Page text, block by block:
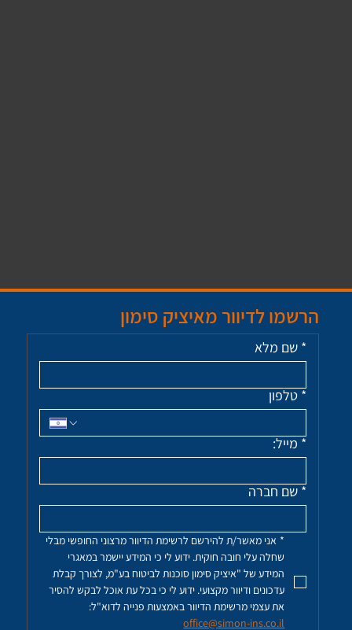
הרשמו לדיוור מאיציק סימון
* שם מלא
* טלפון
* מייל:
* שם חברה
*
המידע של "איציק סימון סוכנות לביטוח בע"מ, לצורך קבלת
עדכונים ודיוור מקצועי. ידוע לי כי בכל עת אוכל לבקש להסיר
את עצמי מרשימת הדיוור באמצעות פנייה לדוא"ל:
office@simon-ins.co.il